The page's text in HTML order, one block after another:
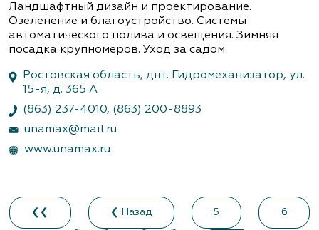
Ландшафтный дизайн и проектирование.
Озеленение и благоустройство. Системы
автоматического полива и освещения. Зимняя
посадка крупномеров. Уход за садом.
Ростовская область, днт. Гидромеханизатор, ул.
15-я, д. 365 А
(863) 237-4010, (863) 200-8893
unamax@mail.ru
www.unamax.ru
❮❮ ❮ Назад 5 6